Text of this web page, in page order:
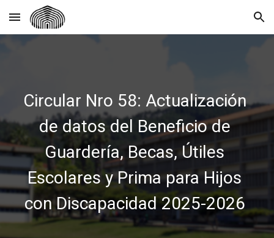
Skip to main content Skip to navigation
Circular Nro 58: Actualización
de datos del Beneficio de
Guardería, Becas, Útiles
Escolares y Prima para Hijos
con Discapacidad 2025-2026